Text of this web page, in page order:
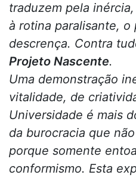
traduzem pela
à rotina paralisante, o
descrença. Contra
Projeto Nascente.
Uma demonstração
vitalidade, de
Universidade é mais
da burocracia que
porque somente
conformismo. Esta